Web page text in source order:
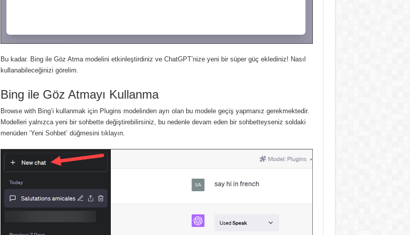
Bu kadar. Bing ile Göz Atma modelini etkinleştirdiniz ve ChatGPT’nize yeni bir süper güç eklediniz! Nasıl
kullanabileceğinizi görelim.
Bing ile Göz Atmayı Kullanma
Browse with Bing’i kullanmak için Plugins modelinden ayrı olan bu modele geçiş yapmanız gerekmektedir.
Modelleri yalnızca yeni bir sohbette değiştirebilirsiniz, bu nedenle devam eden bir sohbetteyseniz soldaki
menüden ‘Yeni Sohbet’ düğmesini tıklayın.